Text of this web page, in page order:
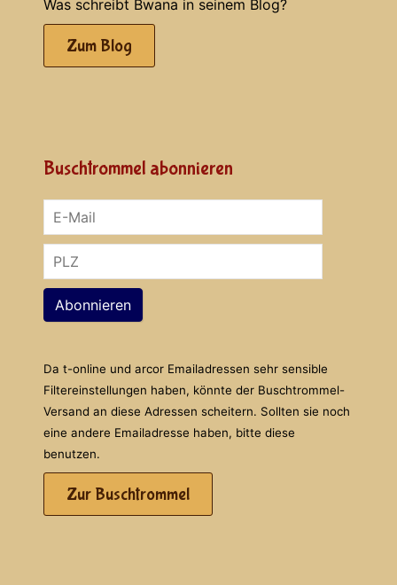
Was schreibt Bwana in seinem Blog?
Zum Blog
Buschtrommel abonnieren
Abonnieren
Da t-online und arcor Emailadressen sehr sensible
Filtereinstellungen haben, könnte der Buschtrommel-
Versand an diese Adressen scheitern. Sollten sie noch
eine andere Emailadresse haben, bitte diese
benutzen.
Zur Buschtrommel